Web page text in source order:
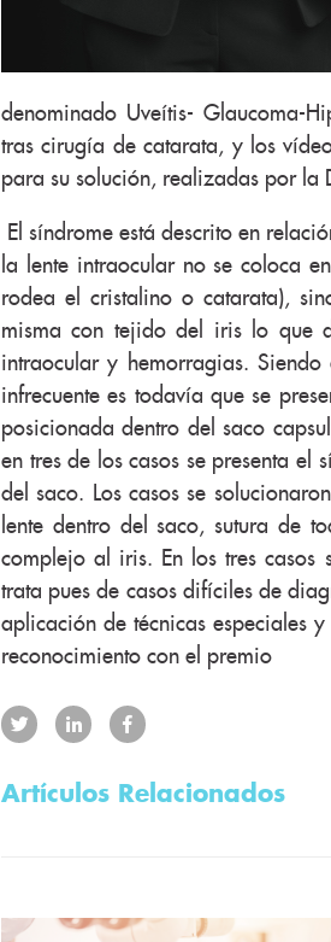
denominado Uveítis- Glaucoma-
tras cirugía de catarata, y los
para su solución, realizadas por la
El síndrome está descrito en
la lente intraocular no se coloca
rodea el cristalino o catarata),
misma con tejido del iris lo que
intraocular y hemorragias.
infrecuente es todavía que se
posicionada dentro del saco
en tres de los casos se presenta el
del saco. Los casos se
lente dentro del saco, sutura de
complejo al iris. En los tres
trata pues de casos difíciles de
aplicación de técnicas especiales
reconocimiento con el premio
Artículos Relacionados